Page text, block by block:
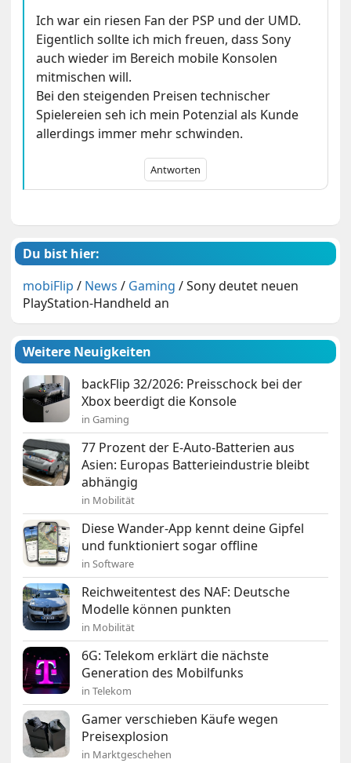
Ich war ein riesen Fan der PSP und der UMD.
Eigentlich sollte ich mich freuen, dass Sony
auch wieder im Bereich mobile Konsolen
mitmischen will.
Bei den steigenden Preisen technischer
Spielereien seh ich mein Potenzial als Kunde
allerdings immer mehr schwinden.
Antworten
Du bist hier:
mobiFlip / News / Gaming /Sony deutet neuen
PlayStation-Handheld an
Weitere Neuigkeiten
backFlip 32/2026: Preisschock bei der
Xbox beerdigt die Konsole
in Gaming
77 Prozent der E-Auto-Batterien aus
Asien: Europas Batterieindustrie bleibt
abhängig
in Mobilität
Diese Wander-App kennt deine Gipfel
und funktioniert sogar offline
in Software
Reichweitentest des NAF: Deutsche
Modelle können punkten
in Mobilität
6G: Telekom erklärt die nächste
Generation des Mobilfunks
in Telekom
Gamer verschieben Käufe wegen
Preisexplosion
in Marktgeschehen